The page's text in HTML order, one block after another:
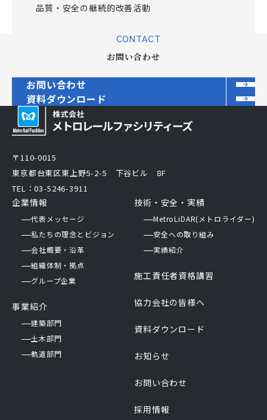
品質・安全の継続的改善活動
CONTACT
お問い合わせ
お問い合わせ
資料ダウンロード
〒110-0015
東京都台東区東上野5-2-5 下谷ビル 8F
TEL：03-5246-3911
企業情報
代表メッセージ
私たちの理念とビジョン
会社概要・沿革
組織体制・拠点
グループ企業
事業紹介
建築部門
土木部門
軌道部門
技術・安全・実績
MetroLiDAR(メトロライダー)
安全への取り組み
実績紹介
施工責任者資格講習
協力会社の皆様へ
資料ダウンロード
お知らせ
お問い合わせ
採用情報